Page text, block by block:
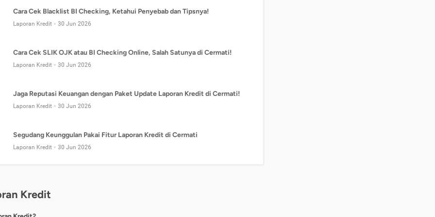
Cara Cek Blacklist BI Checking, Ketahui Penyebab dan Tipsnya!
Laporan Kredit 30 Jun 2026
Cara Cek SLIK OJK atau BI Checking Online, Salah Satunya di Cermati!
Laporan Kredit 30 Jun 2026
Jaga Reputasi Keuangan dengan Paket Update Laporan Kredit di Cermati!
Laporan Kredit 30 Jun 2026
Segudang Keunggulan Pakai Fitur Laporan Kredit di Cermati
Laporan Kredit 30 Jun 2026
Kredit